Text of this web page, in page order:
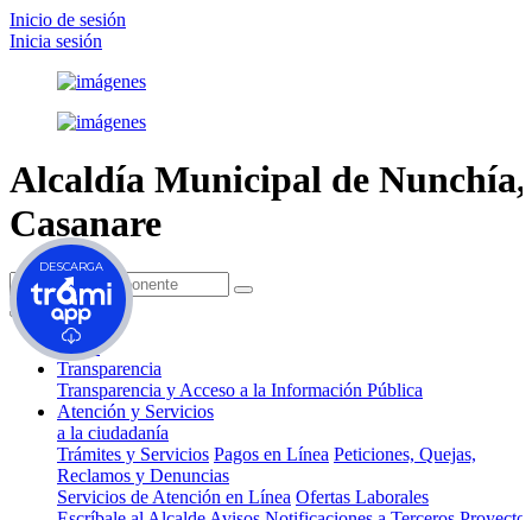
Inicio de sesión
Inicia sesión
Alcaldía Municipal de Nunchía,
Casanare
Inicio(current)
Transparencia
Transparencia y Acceso a la Información Pública
Atención y Servicios
a la ciudadanía
Trámites y Servicios Pagos en Línea Peticiones, Quejas,
Reclamos y Denuncias
Servicios de Atención en Línea Ofertas Laborales
DESCARGA